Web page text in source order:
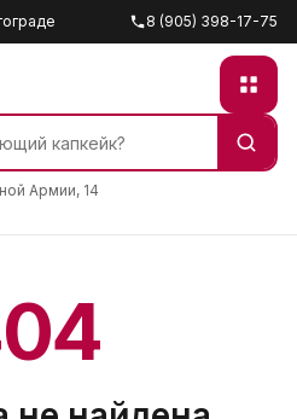
8 (905) 398-17-75
Армии, 14